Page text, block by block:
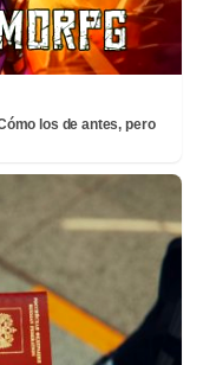
los de antes, pero